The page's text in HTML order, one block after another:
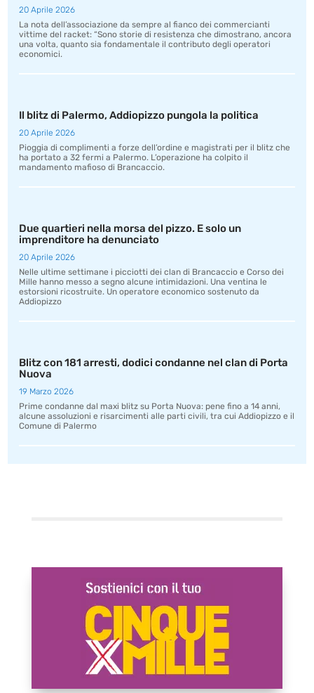
20 Aprile 2026
La nota dell’associazione da sempre al fianco dei commercianti
vittime del racket: “Sono storie di resistenza che dimostrano, ancora
una volta, quanto sia fondamentale il contributo degli operatori
economici.
Il blitz di Palermo, Addiopizzo pungola la politica
20 Aprile 2026
Pioggia di complimenti a forze dell’ordine e magistrati per il blitz che
ha portato a 32 fermi a Palermo. L’operazione ha colpito il
mandamento mafioso di Brancaccio.
Due quartieri nella morsa del pizzo. E solo un
imprenditore ha denunciato
20 Aprile 2026
Nelle ultime settimane i picciotti dei clan di Brancaccio e Corso dei
Mille hanno messo a segno alcune intimidazioni. Una ventina le
estorsioni ricostruite. Un operatore economico sostenuto da
Addiopizzo
Blitz con 181 arresti, dodici condanne nel clan di Porta
Nuova
19 Marzo 2026
Prime condanne dal maxi blitz su Porta Nuova: pene fino a 14 anni,
alcune assoluzioni e risarcimenti alle parti civili, tra cui Addiopizzo e il
Comune di Palermo